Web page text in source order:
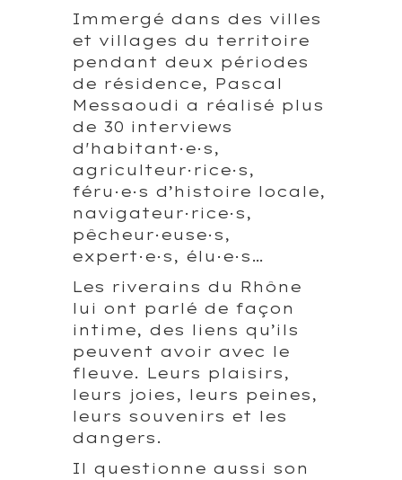
Immergé dans des villes
et villages du territoire
pendant deux périodes
de résidence, Pascal
Messaoudi a réalisé plus
de 30 interviews
d'habitant·e·s,
agriculteur·rice·s,
féru·e·s d’histoire locale,
navigateur·rice·s,
pêcheur·euse·s,
expert·e·s, élu·e·s…
Les riverains du Rhône
lui ont parlé de façon
intime, des liens qu’ils
peuvent avoir avec le
fleuve. Leurs plaisirs,
leurs joies, leurs peines,
leurs souvenirs et les
dangers.
Il questionne aussi son